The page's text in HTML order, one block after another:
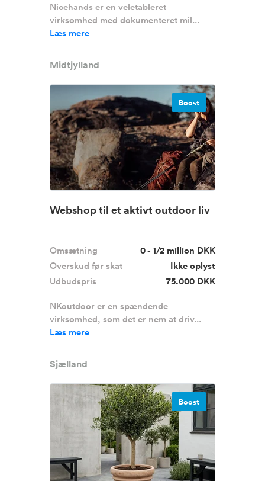
Nicehands er en veletableret
virksomhed med dokumenteret mil...
Læs mere
Midtjylland
Boost
Webshop til et aktivt outdoor liv
Omsætning
0 - 1/2 million DKK
Overskud før skat
Ikke oplyst
Udbudspris
75.000 DKK
NKoutdoor er en spændende
virksomhed, som det er nem at driv...
Læs mere
Sjælland
Boost